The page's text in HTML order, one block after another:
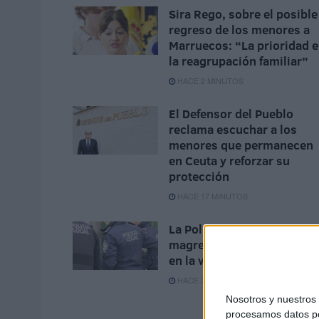
Nosotros y nuestros
procesamos datos
Sira Rego, sobre el posible
regreso de los menores a
Marruecos: “La prioridad
la reagrupación familiar”
HACE 2 MINUTOS
El Defensor del Pueblo
reclama escuchar a los
menores que permanecen
en Ceuta y reforzar su
protección
HACE 17 MINUTOS
La Policía Local detiene a
magrebí con un arma blanca
en la vía pública
HACE 36 MINUTOS